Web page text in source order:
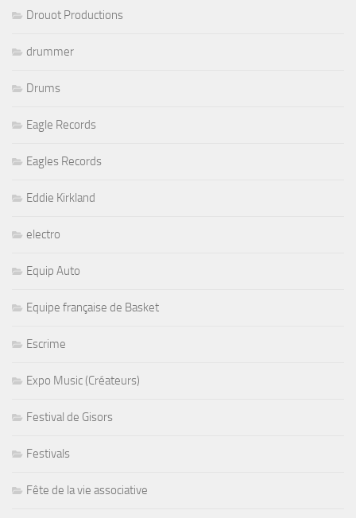
Drouot Productions
drummer
Drums
Eagle Records
Eagles Records
Eddie Kirkland
electro
Equip Auto
Equipe française de Basket
Escrime
Expo Music (Créateurs)
Festival de Gisors
Festivals
Fête de la vie associative